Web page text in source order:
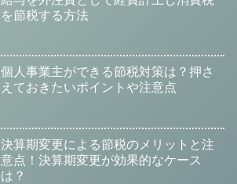
を節税する方法
個人事業主ができる節税対策は？押さ
えておきたいポイントや注意点
決算期変更による節税のメリットと注
意点！決算期変更が効果的なケース
は？